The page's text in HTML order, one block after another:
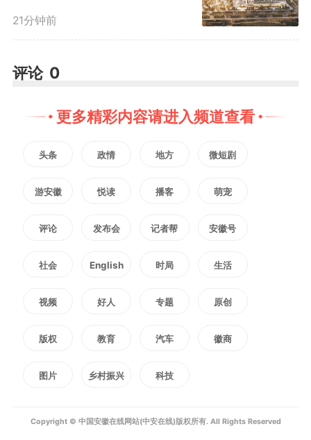
金弘安等企业品牌。“母子品牌协
同发力，让安徽粮油品牌有魂有
根、有头有脸。”省粮食和物资储
备局安全仓储与科技处副处长赵以
明介绍，每个区域品牌背后都有扎
品牌叫得响，核心是品质过
麦粉、油茶籽油等主要品类，遴选
21分钟前
评论 0
更多精彩内容请进入频道查看
头条 政情 地方 微短剧
游安徽 悦读 播客 萌宠
评论 发布会 记者帮 安徽号
社会 English 时局 生活
视频 好人 专题 原创
版权 教育 汽车 徽商
图片 乡村振兴 科技
Copyright © 中国安徽在线网站(中安在线)版权所有. All Rights Reserved